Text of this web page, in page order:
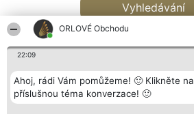
ORLOVÉ Obchodu
22:09
Ahoj, rádi Vám pomůžeme! 🙂 Klikněte na
příslušnou téma konverzace! 🙂
Vyhledávání